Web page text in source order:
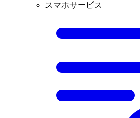
スマホサービス